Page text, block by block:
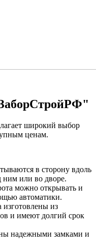
широкий выбор
ценам.
в сторону вдоль
ним или во дворе.
можно открывать и
автоматики.
изготовлены из
и имеют долгий срок
надежными замками и